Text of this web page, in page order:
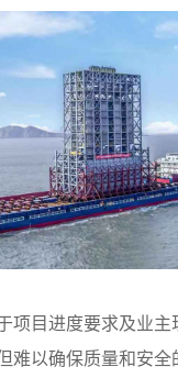
目进度要求及业
以确保质量和安